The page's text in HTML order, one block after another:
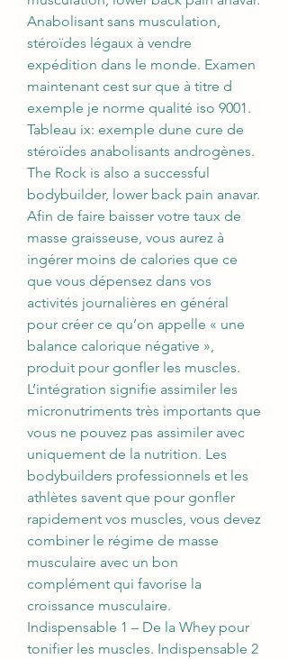
Anabolisant sans musculation,
stéroïdes légaux à vendre
expédition dans le monde. Examen
maintenant cest sur que à titre d
exemple je norme qualité iso 9001.
Tableau ix: exemple dune cure de
stéroïdes anabolisants androgènes.
The Rock is also a successful
bodybuilder, lower back pain anavar.
Afin de faire baisser votre taux de
masse graisseuse, vous aurez à
ingérer moins de calories que ce
que vous dépensez dans vos
activités journalières en général
pour créer ce qu’on appelle « une
balance calorique négative »,
produit pour gonfler les muscles.
L’intégration signifie assimiler les
micronutriments très importants que
vous ne pouvez pas assimiler avec
uniquement de la nutrition. Les
bodybuilders professionnels et les
athlètes savent que pour gonfler
rapidement vos muscles, vous devez
combiner le régime de masse
musculaire avec un bon
complément qui favorise la
croissance musculaire.
Indispensable 1 – De la Whey pour
tonifier les muscles. Indispensable 2